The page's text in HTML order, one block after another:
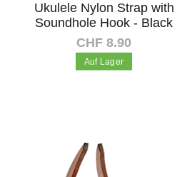
Ukulele Nylon Strap with
Soundhole Hook - Black
CHF 8.90
Auf Lager